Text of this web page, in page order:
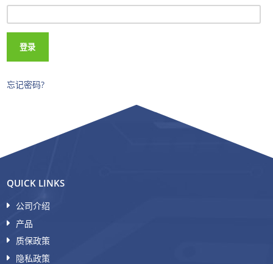
登录
忘记密码?
QUICK LINKS
公司介绍
产品
质保政策
隐私政策